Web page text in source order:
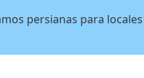
persianas para